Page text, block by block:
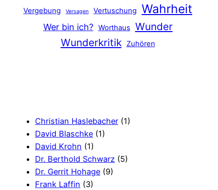
Vergebung Versagen Vertuschung Wahrheit
Wer bin ich? Worthaus
Wunder
Wunderkritik
Zuhören
Christian Haslebacher (1)
David Blaschke (1)
David Krohn (1)
Dr. Berthold Schwarz (5)
Dr. Gerrit Hohage (9)
Frank Laffin (3)